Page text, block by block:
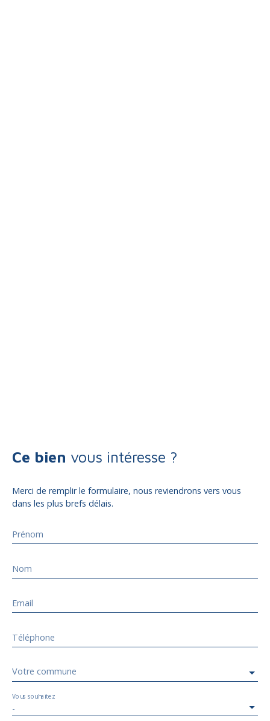
Ce bien vous intéresse ?
Merci de remplir le formulaire, nous reviendrons vers vous
dans les plus brefs délais.
Prénom
Nom
Email
Téléphone
Votre commune
-
Vous souhaitez